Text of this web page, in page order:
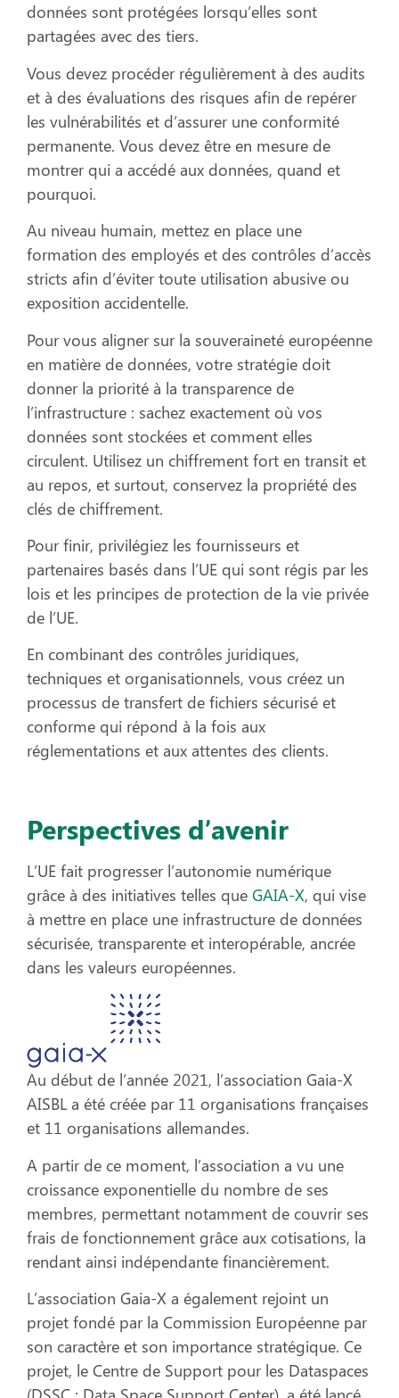
données sont protégées lorsqu’elles sont
partagées avec des tiers.
Vous devez procéder régulièrement à des audits
et à des évaluations des risques afin de repérer
les vulnérabilités et d’assurer une conformité
permanente. Vous devez être en mesure de
montrer qui a accédé aux données, quand et
pourquoi.
Au niveau humain, mettez en place une
formation des employés et des contrôles d’accès
stricts afin d’éviter toute utilisation abusive ou
exposition accidentelle.
Pour vous aligner sur la souveraineté européenne
en matière de données, votre stratégie doit
donner la priorité à la transparence de
l’infrastructure : sachez exactement où vos
données sont stockées et comment elles
circulent. Utilisez un chiffrement fort en transit et
au repos, et surtout, conservez la propriété des
clés de chiffrement.
Pour finir, privilégiez les fournisseurs et
partenaires basés dans l’UE qui sont régis par les
lois et les principes de protection de la vie privée
de l’UE.
En combinant des contrôles juridiques,
techniques et organisationnels, vous créez un
processus de transfert de fichiers sécurisé et
conforme qui répond à la fois aux
réglementations et aux attentes des clients.
Perspectives d’avenir
L’UE fait progresser l’autonomie numérique
grâce à des initiatives telles que GAIA-X, qui vise
à mettre en place une infrastructure de données
sécurisée, transparente et interopérable, ancrée
dans les valeurs européennes.
Au début de l’année 2021, l’association Gaia-X
AISBL a été créée par 11 organisations françaises
et 11 organisations allemandes.
A partir de ce moment, l’association a vu une
croissance exponentielle du nombre de ses
membres, permettant notamment de couvrir ses
frais de fonctionnement grâce aux cotisations, la
rendant ainsi indépendante financièrement.
L’association Gaia-X a également rejoint un
projet fondé par la Commission Européenne par
son caractère et son importance stratégique. Ce
projet, le Centre de Support pour les Dataspaces